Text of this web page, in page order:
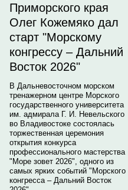
Приморского края
Олег Кожемяко дал
старт "Морскому
конгрессу – Дальний
Восток 2026"
В Дальневосточном морском
тренажерном центре Морского
государственного университета
им. адмирала Г. И. Невельского
во Владивостоке состоялась
торжественная церемония
открытия конкурса
профессионального мастерства
"Море зовет 2026", одного из
самых ярких событий "Морского
конгресса – Дальний Восток